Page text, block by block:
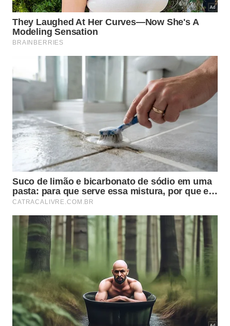
planejamento dos estudos, como aplicativos de
agenda, por exemplo. “A agenda é útil sem dúvida,
mas é necessário ficar atento aos recursos
tecnológicos que muitas vezes fazem o adolescente
perder o foco nos estudos. Somos seres
biopsicossociais e precisamos cuidar de todas
essas áreas”, diz o professor Cornélio.
5 – Investir naquilo que se considera bom!
O professor Cornélio dá uma dica: o aluno deve
investir mais naquilo que se considera bom, para se
tornar ainda melhor. Já nos assuntos em que sente
dificuldades, é mais interessante procurar entender